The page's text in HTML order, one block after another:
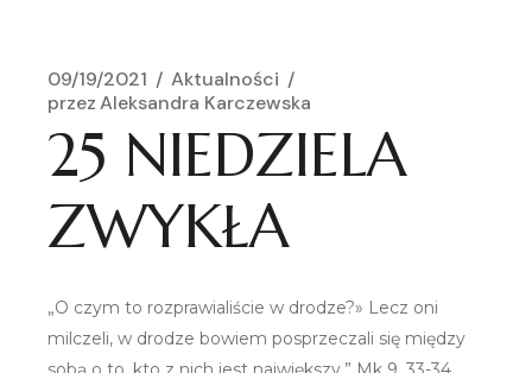
09/19/2021
Aktualności
przez Aleksandra Karczewska
25 NIEDZIELA
ZWYKŁA
„O czym to rozprawialiście w drodze?» Lecz oni
milczeli, w drodze bowiem posprzeczali się między